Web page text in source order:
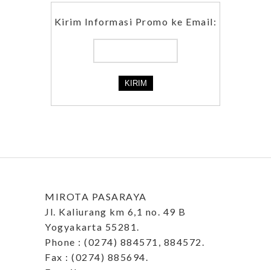
Kirim Informasi Promo ke Email:
MIROTA PASARAYA
Jl. Kaliurang km 6,1 no. 49 B
Yogyakarta 55281.
Phone : (0274) 884571, 884572.
Fax : (0274) 885694.